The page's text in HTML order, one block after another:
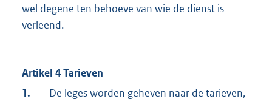
wel degene ten behoeve van wie de dienst is
verleend.
Artikel 4 Tarieven
1.
De leges worden geheven naar de tarieven,